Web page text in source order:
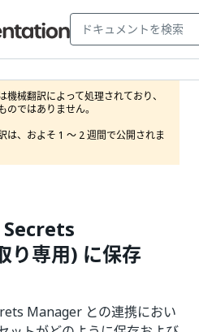
機械翻訳によって処理されており、
ではありません。
は、およそ 1 ～ 2 週間で公開されま
Secrets
専用) に保存
Manager との連携におい